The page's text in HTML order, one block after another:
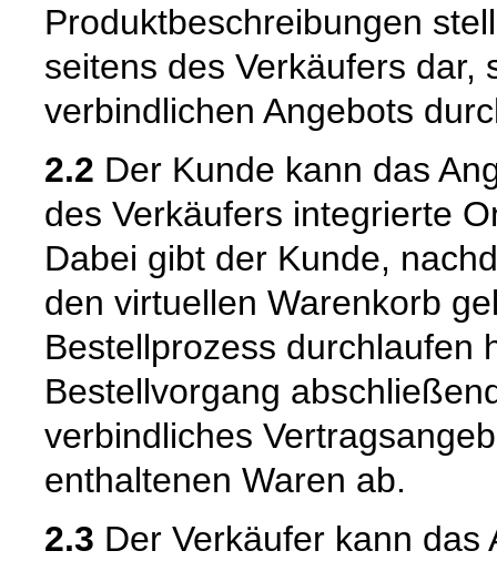
Produktbeschreibungen
seitens des Verkäufers dar,
verbindlichen Angebots
2.2 Der Kunde kann das
des Verkäufers integrierte
Dabei gibt der Kunde,
den virtuellen Warenkorb
Bestellprozess durchlaufen
Bestellvorgang
verbindliches
enthaltenen Waren ab.
2.3 Der Verkäufer kann